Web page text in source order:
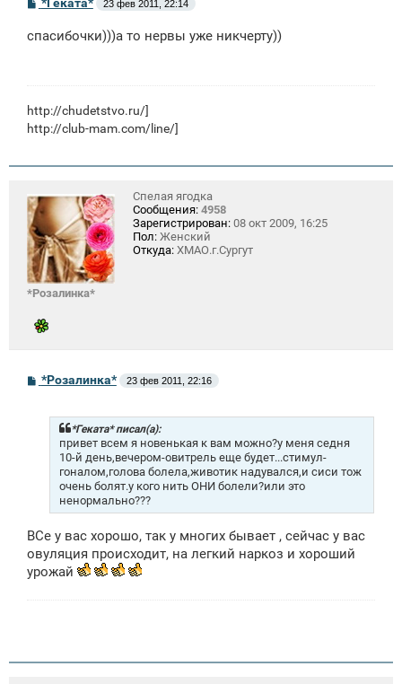
б
23 фев 2011, 22:14
спасибочки)))а то нервы уже никчерту))
http://chudetstvo.ru/]
http://club-mam.com/line/]
*Розалинка*
Спелая ягодка
Сообщения: 4958
Зарегистрирован: 08 окт 2009, 16:25
Пол: Женский
Откуда: ХМАО.г.Сургут
С
о
*Розалинка* 23 фев 2011, 22:16
*Геката* писал(а):
привет всем я новенькая к вам можно?у меня седня
10-й день,вечером-овитрель еще будет...стимул-
гоналом,голова болела,животик надувался,и сиси тож
очень болят.у кого нить ОНИ болели?или это
ненормально???
ВСе у вас хорошо, так у многих бывает , сейчас у вас
овуляция происходит, на легкий наркоз и хороший
урожай